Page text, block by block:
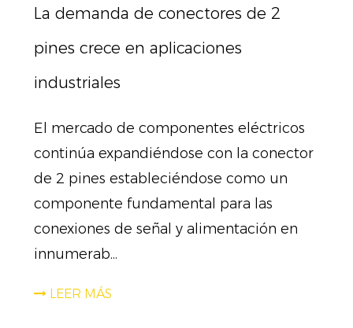
La demanda de conectores de 2
pines crece en aplicaciones
industriales
El mercado de componentes eléctricos
continúa expandiéndose con la conector
de 2 pines estableciéndose como un
componente fundamental para las
conexiones de señal y alimentación en
innumerab...
LEER MÁS